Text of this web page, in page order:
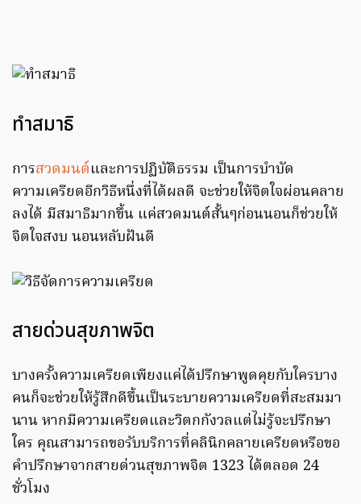
ทําสมาธิ
การสวดมนต์และการปฏิบัติธรรม เป็นการบําบัด
ความเครียดอีกวิธีหนึ่งที่ได้ผลดี จะช่วยให้จิตใจผ่อนคลาย
ลงได้ มีสมาธิมากขึ้น แค่สวดมนต์สั้นๆก่อนนอนก็ช่วยให้
จิตใจสงบ นอนหลับฝันดี
สายด่วนสุขภาพจิต
บางครั้งความเครียดเพียงแค่ได้ปรึกษาพูดคุยกับใครบาง
คนก็จะช่วยให้รู้สึกดีขึ้นเป็นระบายความเครียดที่สะสมมา
นาน หากมีความเครียดและวิตกกังวลแต่ไม่รู้จะปรึกษา
ใคร คุณสามารถขอรับบริการที่คลินิกคลายเครียดหรือขอ
คำปรึกษาจากสายด่วนสุขภาพจิต 1323 ได้ตลอด 24
ชั่วโมง